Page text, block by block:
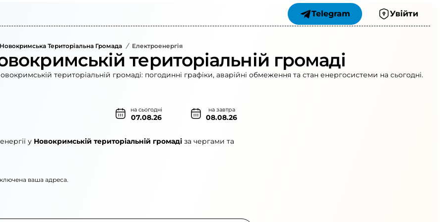
Telegram Увійти
Новокримська Територіальна Громада / Електроенергія
територіальній громаді
територіальній громаді: погодинні графіки, аварійні обмеження та стан енергосистеми на сьогодні.
на сьогодні
07.08.26
на завтра
08.08.26
у Новокримській територіальній громаді за чергами та
ваша адреса.